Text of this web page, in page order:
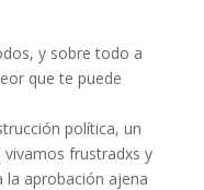
y sobre todo a
que te puede
política, un
frustradxs y
aprobación ajena